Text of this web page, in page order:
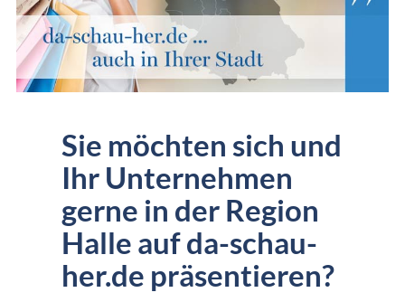
Sie möchten sich und
Ihr Unternehmen
gerne in der Region
Halle auf da-schau-
her.de präsentieren?